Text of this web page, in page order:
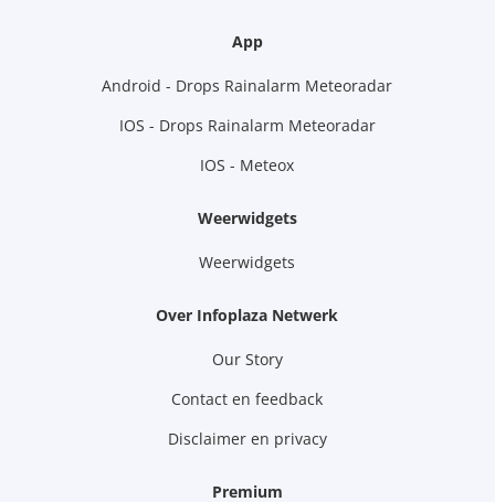
App
Android - Drops Rainalarm Meteoradar
IOS - Drops Rainalarm Meteoradar
IOS - Meteox
Weerwidgets
Weerwidgets
Over Infoplaza Netwerk
Our Story
Contact en feedback
Disclaimer en privacy
Premium